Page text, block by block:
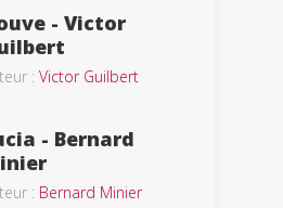
- Victor
: Victor Guilbert
- Bernard
: Bernard Minier